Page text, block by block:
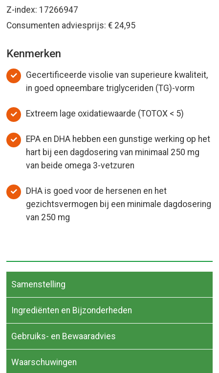
Z-index: 17266947
Consumenten adviesprijs: € 24,95
Kenmerken
Gecertificeerde visolie van superieure kwaliteit,
in goed opneembare triglyceriden (TG)-vorm
Extreem lage oxidatiewaarde (TOTOX < 5)
EPA en DHA hebben een gunstige werking op het
hart bij een dagdosering van minimaal 250 mg
van beide omega 3-vetzuren
DHA is goed voor de hersenen en het
gezichtsvermogen bij een minimale dagdosering
van 250 mg
Samenstelling
Ingrediënten en Bijzonderheden
Gebruiks- en Bewaaradvies
Waarschuwingen